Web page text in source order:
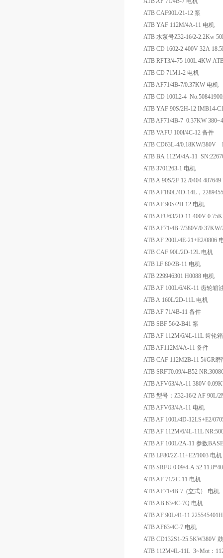
ATB CAF90L/21-12 泵
ATB YAF 112M/4A-11 电机
ATB 水泵号Z32-16/2-2.2Kw
ATB CD 1602-2 400V 32A
ATB RFT3/4-75 100L 4KW
ATB CD 71M1-2 电机
ATB AF71/4B-7/0.37KW 电机
ATB CD 100L2-4
ATB YAF 90S/2H-12 IMB14-
ATB AF71/4B-7 0.37KW
ATB VAFU 100l/4C-12 备件
ATB CD63L-4/0.18KW/380V
ATB BA 112M/4A-11
ATB 3701263-1 电机
ATB A 90S/2F 12 /0404
ATB AF180L/4D-14L，
ATB AF 90S/2H 12 电机
ATB AFU63/2D-11 400V
ATB AF71/4B-7/380V/
ATB AF 200L/4E-21+E2/0806
ATB CAF 90L/2D-12L 电机
ATB LF 80/2B-11 电机
ATB 229946301 H0088 电机
ATB AF 100L/6/4K-11 齿轮箱
ATB A 160L/2D-11L 电机
ATB AF 71/4B-11 备件
ATB SBF 56/2-B41 泵
ATB AF 112M/6/4L-11L 齿轮
ATB AF112M/4A-11 备件
ATB CAF 112M2B-11 5#GR
ATB SRFT0.09/4-B52
ATB AFV63/4A-11 380V
ATB 型号：Z32-16/2 AF 90L/
ATB AFV63/4A-11 电机
ATB AF 100L/4D-12LS+E2/
ATB AF 112M/6/4L-11L
ATB AF 100L/2A-11 参数
ATB LF80/2Z-11+E2/1003 电机
ATB SRFU 0.09/4-A 52
ATB AF 71/2C-11 电机
ATB AF71/4B-7 (立式） 电机
ATB AB 63/4C-7Q 电机
ATB AF 90L/41-11
ATB AF63/4C-7 电机
ATB CD132S1-25.5KW380V
ATB 112M/4L-11L 3~Mot：